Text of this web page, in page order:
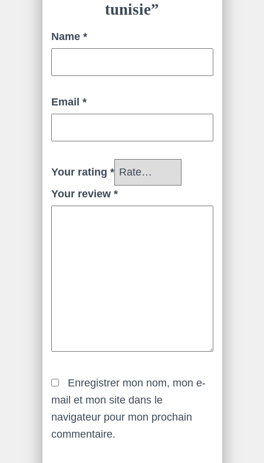
tunisie”
Name *
Email *
Your rating *
Your review *
Enregistrer mon nom, mon e-
mail et mon site dans le
navigateur pour mon prochain
commentaire.